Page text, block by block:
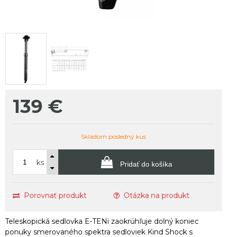
139 €
Skladom posledný kus
ks Pridať do košíka
Porovnať produkt Otázka na produkt
Teleskopická sedlovka E-TENi zaokrúhľuje dolný koniec
ponuky smerovaného spektra sedloviek Kind Shock s